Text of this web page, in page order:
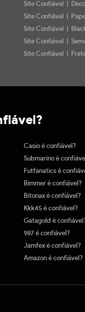
Site Confiável |
Site Confiável |
Site Confiável |
Site Confiável |
Site Confiável |
Casio é confiável?
Submarino é
Futfanatics é
Bimmer é confiável?
Bitonax é confiável?
Kkk45 é confiável?
Gatagold é
987 é confiável?
Jamfex é confiável?
Amazon é confiável?